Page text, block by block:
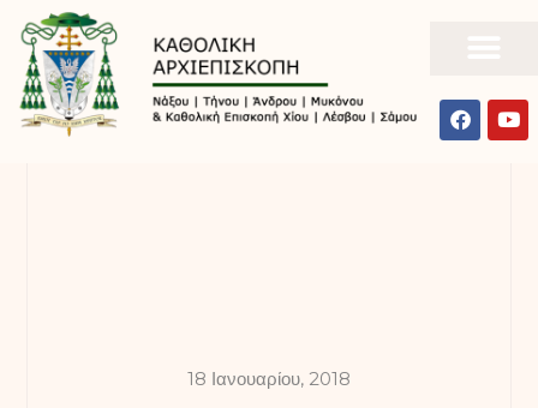
18 Ιανουαρίου, 2018